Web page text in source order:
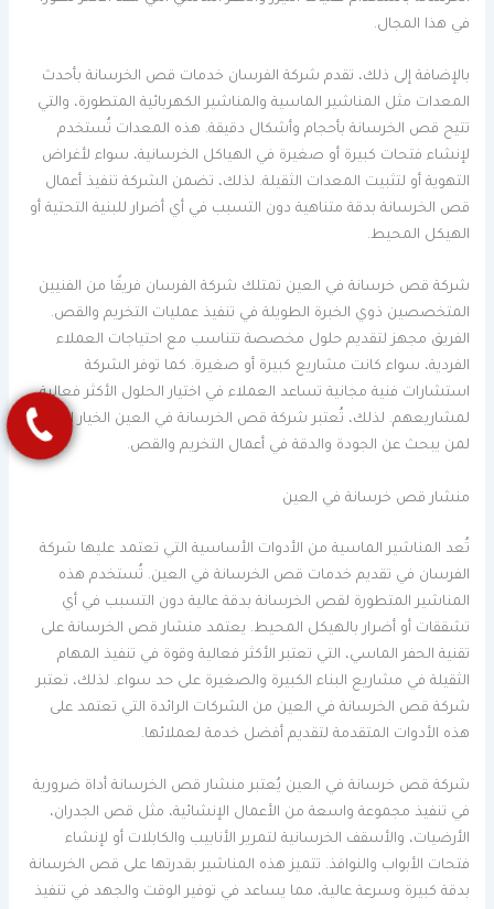
في هذا المجال.
بالإضافة إلى ذلك، تقدم شركة الفرسان خدمات قص الخرسانة بأحدث
المعدات مثل المناشير الماسية والمناشير الكهربائية المتطورة، والتي
تتيح قص الخرسانة بأحجام وأشكال دقيقة. هذه المعدات تُستخدم
لإنشاء فتحات كبيرة أو صغيرة في الهياكل الخرسانية، سواء لأغراض
التهوية أو لتثبيت المعدات الثقيلة. لذلك، تضمن الشركة تنفيذ أعمال
قص الخرسانة بدقة متناهية دون التسبب في أي أضرار للبنية التحتية أو
الهيكل المحيط.
شركة قص خرسانة في العين تمتلك شركة الفرسان فريقًا من الفنيين
المتخصصين ذوي الخبرة الطويلة في تنفيذ عمليات التخريم والقص.
الفريق مجهز لتقديم حلول مخصصة تتناسب مع احتياجات العملاء
الفردية، سواء كانت مشاريع كبيرة أو صغيرة. كما توفر الشركة
استشارات فنية مجانية تساعد العملاء في اختيار الحلول الأكثر فعالية
لمشاريعهم. لذلك، تُعتبر شركة قص الخرسانة في العين الخيار الأمثل
لمن يبحث عن الجودة والدقة في أعمال التخريم والقص.
منشار قص خرسانة في العين
تُعد المناشير الماسية من الأدوات الأساسية التي تعتمد عليها شركة
الفرسان في تقديم خدمات قص الخرسانة في العين. تُستخدم هذه
المناشير المتطورة لقص الخرسانة بدقة عالية دون التسبب في أي
تشققات أو أضرار بالهيكل المحيط. يعتمد منشار قص الخرسانة على
تقنية الحفر الماسي، التي تعتبر الأكثر فعالية وقوة في تنفيذ المهام
الثقيلة في مشاريع البناء الكبيرة والصغيرة على حد سواء. لذلك، تعتبر
شركة قص الخرسانة في العين من الشركات الرائدة التي تعتمد على
هذه الأدوات المتقدمة لتقديم أفضل خدمة لعملائها.
شركة قص خرسانة في العين يُعتبر منشار قص الخرسانة أداة ضرورية
في تنفيذ مجموعة واسعة من الأعمال الإنشائية، مثل قص الجدران،
الأرضيات، والأسقف الخرسانية لتمرير الأنابيب والكابلات أو لإنشاء
فتحات الأبواب والنوافذ. تتميز هذه المناشير بقدرتها على قص الخرسانة
بدقة كبيرة وسرعة عالية، مما يساعد في توفير الوقت والجهد في تنفيذ